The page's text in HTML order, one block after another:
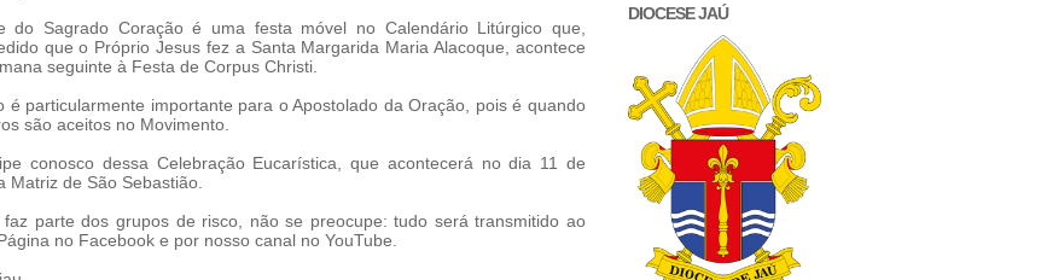
Sagrado Coração é uma festa móvel no Calendário Litúrgico que,
que o Próprio Jesus fez a Santa Margarida Maria Alacoque, acontece
seguinte à Festa de Corpus Christi.
particularmente importante para o Apostolado da Oração, pois é quando
são aceitos no Movimento.
conosco dessa Celebração Eucarística, que acontecerá no dia 11 de
Matriz de São Sebastião.
parte dos grupos de risco, não se preocupe: tudo será transmitido ao
no Facebook e por nosso canal no YouTube.
DIOCESE JAÚ